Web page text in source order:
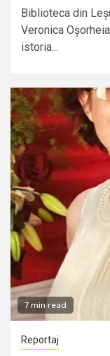
Biblioteca din
Veronica
istoria...
7 min read
Reportaj